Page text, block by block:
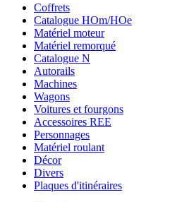
Coffrets
Catalogue HOm/HOe
Matériel moteur
Matériel remorqué
Catalogue N
Autorails
Machines
Wagons
Voitures et fourgons
Accessoires REE
Personnages
Matériel roulant
Décor
Divers
Plaques d'itinéraires